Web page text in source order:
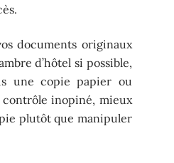
documents originaux
d’hôtel si possible,
une copie papier ou
inopiné, mieux
plutôt que manipuler